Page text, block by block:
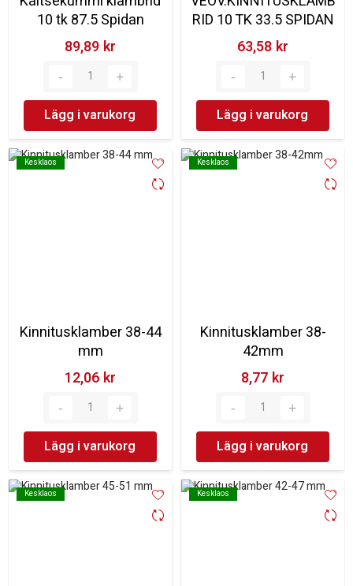
10 tk 87.5 Spidan
89,89 kr‎
Lägg i varukorg
RID 10 TK 33.5 SPIDAN
63,58 kr‎
Lägg i varukorg
Kesklaos
Kesklaos
Kinnitusklamber 38-44
mm
12,06 kr‎
Lägg i varukorg
Kesklaos
Kesklaos
Kinnitusklamber 38-
42mm
8,77 kr‎
Lägg i varukorg
Kesklaos
Kesklaos Kesklaos
Kesklaos